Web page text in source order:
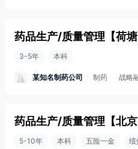
药品生产/质量管理 【荷
3-5年 本科
某知名制药公司 制药 战略
药品生产/质量管理 【北
5-10年 本科 五险一金 绩